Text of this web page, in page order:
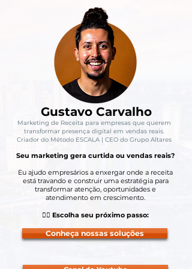
Gustavo Carvalho
Marketing de Receita para empresas que querem
transformar presença digital em vendas reais.
Criador do Método ESCALA | CEO do Grupo Altares
Seu marketing gera curtida ou vendas reais?
Eu ajudo empresários a enxergar onde a receita
está travando e construir uma estratégia para
transformar atenção, oportunidades e
atendimento em crescimento.
👇🏼 Escolha seu próximo passo:
Conheça nossas soluções